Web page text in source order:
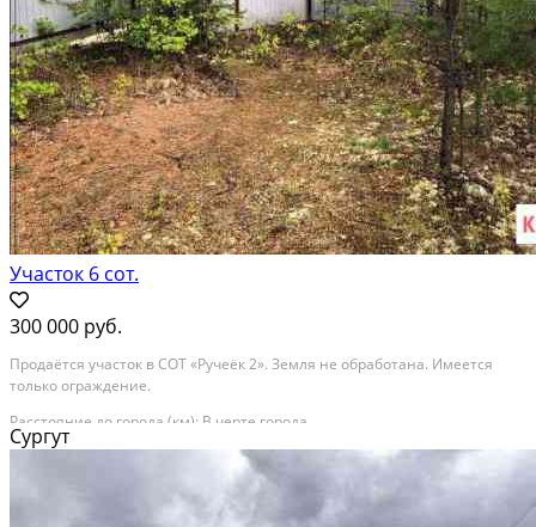
Участок 6 сот.
300 000 руб.
Продаётся участок в СОТ «Ручеёк 2». Земля не обработана. Имеется
только ограждение.
Расстояние до города (км): В черте города
Сургут